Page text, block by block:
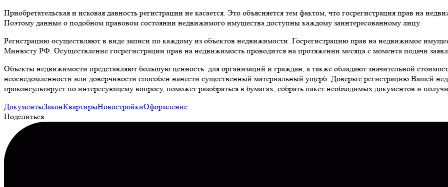
Приобретательская и исковая давность регистрации не касается. Это объясняется тем фактом, что госрегистрация прав на
Поэтому данные о подобном правовом состоянии недвижимого имущества доступны каждому заинтересованному лицу.
Регистрацию осуществляют в виде записи по каждому из объектов недвижимости. Госрегистрацию прав на недвижимое
Минюсту РФ. Осуществление госрегистрации прав на недвижимость проводится на протяжении месяца с момента подачи
Объекты недвижимости представляют большую ценность для организаций и граждан, а также обладают значительной
неосведомленности или доверчивости способен нанести существенный материальный ущерб. Доверьте регистрацию Вашей
проконсультирует по интересующему вопросу, поможет разобраться в бумагах, собрать пакет необходимых документов и
ДокументыЗаконКвартирыНовостройкиОформление
Поделиться: